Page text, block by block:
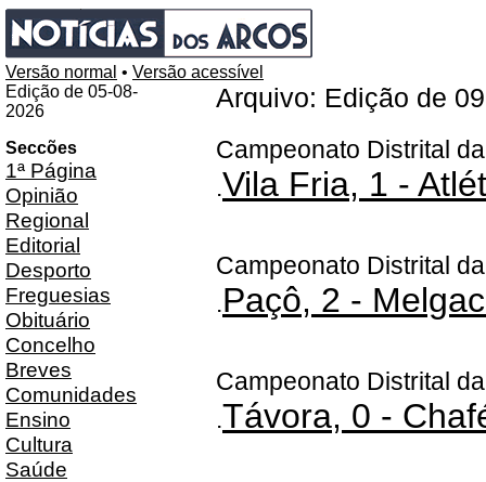
Versão normal • Versão acessível
Edição de 05-08-
2026
Seccões
1ª Página
Opinião
Regional
Editorial
Desporto
Freguesias
Obituário
Concelho
Breves
Comunidades
Ensino
Cultura
Saúde
Arquivo: Edição de
Campeonato Distrital
.Vila Fria, 1 -
Campeonato Distrital
.Paçô, 2 -
Campeonato Distrital
.Távora, 0 -